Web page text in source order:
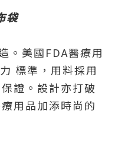
袋
。美國FDA醫療用
標準，用料採用
證。設計亦打破
用品加添時尚的